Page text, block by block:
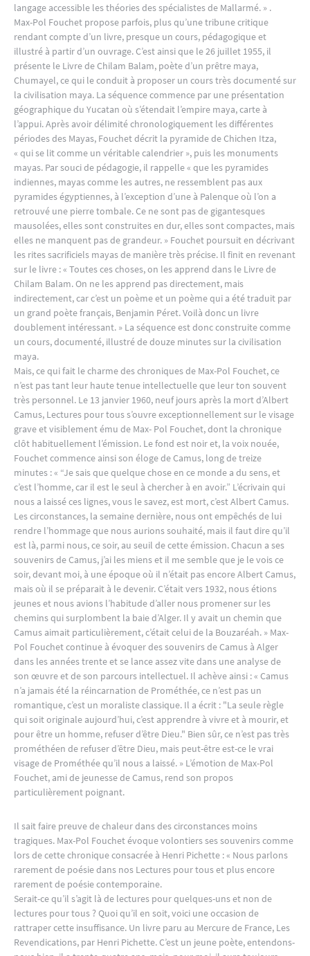
langage accessible les théories des spécialistes de Mallarmé. » .
Max-Pol Fouchet propose parfois, plus qu’une tribune critique
rendant compte d’un livre, presque un cours, pédagogique et
illustré à partir d’un ouvrage. C’est ainsi que le 26 juillet 1955, il
présente le Livre de Chilam Balam, poète d’un prêtre maya,
Chumayel, ce qui le conduit à proposer un cours très documenté sur
la civilisation maya. La séquence commence par une présentation
géographique du Yucatan où s’étendait l’empire maya, carte à
l’appui. Après avoir délimité chronologiquement les différentes
périodes des Mayas, Fouchet décrit la pyramide de Chichen Itza,
« qui se lit comme un véritable calendrier », puis les monuments
mayas. Par souci de pédagogie, il rappelle « que les pyramides
indiennes, mayas comme les autres, ne ressemblent pas aux
pyramides égyptiennes, à l’exception d’une à Palenque où l’on a
retrouvé une pierre tombale. Ce ne sont pas de gigantesques
mausolées, elles sont construites en dur, elles sont compactes, mais
elles ne manquent pas de grandeur. » Fouchet poursuit en décrivant
les rites sacrificiels mayas de manière très précise. Il finit en revenant
sur le livre : « Toutes ces choses, on les apprend dans le Livre de
Chilam Balam. On ne les apprend pas directement, mais
indirectement, car c’est un poème et un poème qui a été traduit par
un grand poète français, Benjamin Péret. Voilà donc un livre
doublement intéressant. » La séquence est donc construite comme
un cours, documenté, illustré de douze minutes sur la civilisation
maya.
Mais, ce qui fait le charme des chroniques de Max-Pol Fouchet, ce
n’est pas tant leur haute tenue intellectuelle que leur ton souvent
très personnel. Le 13 janvier 1960, neuf jours après la mort d’Albert
Camus, Lectures pour tous s’ouvre exceptionnellement sur le visage
grave et visiblement ému de Max- Pol Fouchet, dont la chronique
clôt habituellement l’émission. Le fond est noir et, la voix nouée,
Fouchet commence ainsi son éloge de Camus, long de treize
minutes : « “Je sais que quelque chose en ce monde a du sens, et
c’est l’homme, car il est le seul à chercher à en avoir.” L’écrivain qui
nous a laissé ces lignes, vous le savez, est mort, c’est Albert Camus.
Les circonstances, la semaine dernière, nous ont empêchés de lui
rendre l’hommage que nous aurions souhaité, mais il faut dire qu’il
est là, parmi nous, ce soir, au seuil de cette émission. Chacun a ses
souvenirs de Camus, j’ai les miens et il me semble que je le vois ce
soir, devant moi, à une époque où il n’était pas encore Albert Camus,
mais où il se préparait à le devenir. C’était vers 1932, nous étions
jeunes et nous avions l’habitude d’aller nous promener sur les
chemins qui surplombent la baie d’Alger. Il y avait un chemin que
Camus aimait particulièrement, c’était celui de la Bouzaréah. » Max-
Pol Fouchet continue à évoquer des souvenirs de Camus à Alger
dans les années trente et se lance assez vite dans une analyse de
son œuvre et de son parcours intellectuel. Il achève ainsi : « Camus
n’a jamais été la réincarnation de Prométhée, ce n’est pas un
romantique, c’est un moraliste classique. Il a écrit : "La seule règle
qui soit originale aujourd’hui, c’est apprendre à vivre et à mourir, et
pour être un homme, refuser d’être Dieu." Bien sûr, ce n’est pas très
prométhéen de refuser d’être Dieu, mais peut-être est-ce le vrai
visage de Prométhée qu’il nous a laissé. » L’émotion de Max-Pol
Fouchet, ami de jeunesse de Camus, rend son propos
particulièrement poignant.
Il sait faire preuve de chaleur dans des circonstances moins
tragiques. Max-Pol Fouchet évoque volontiers ses souvenirs comme
lors de cette chronique consacrée à Henri Pichette : « Nous parlons
rarement de poésie dans nos Lectures pour tous et plus encore
rarement de poésie contemporaine.
Serait-ce qu’il s’agit là de lectures pour quelques-uns et non de
lectures pour tous ? Quoi qu’il en soit, voici une occasion de
rattraper cette insuffisance. Un livre paru au Mercure de France, Les
Revendications, par Henri Pichette. C’est un jeune poète, entendons-